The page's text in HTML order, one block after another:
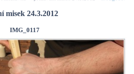
misek 24.3.2012
IMG_0117